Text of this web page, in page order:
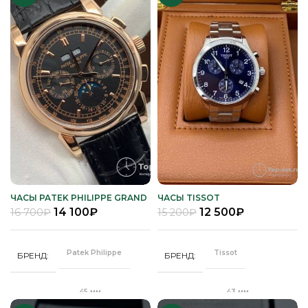
ЧАСЫ PATEK PHILIPPE GRAND
COMPLICATIONS
16 700₽ 14 100₽
БРЕНД Patek Philippe
45 мм
ЧАСЫ TISSOT
15 200₽ 12 500₽
БРЕНД Tissot
43 мм